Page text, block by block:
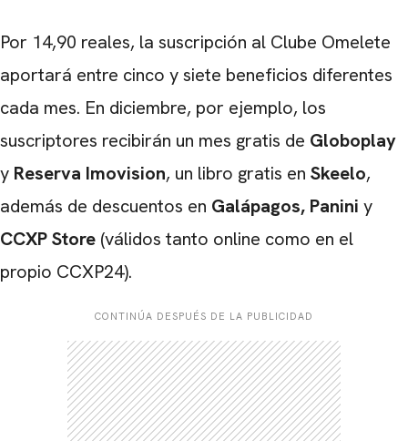
Por 14,90 reales, la suscripción al Clube Omelete
aportará entre cinco y siete beneficios diferentes
cada mes. En diciembre, por ejemplo, los
suscriptores recibirán un mes gratis de Globoplay
y Reserva Imovision, un libro gratis en Skeelo,
además de descuentos en Galápagos, Panini y
CCXP Store (válidos tanto online como en el
propio CCXP24).
CONTINÚA DESPUÉS DE LA PUBLICIDAD